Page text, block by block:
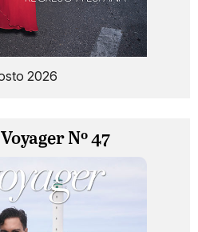
2026
Nº 47